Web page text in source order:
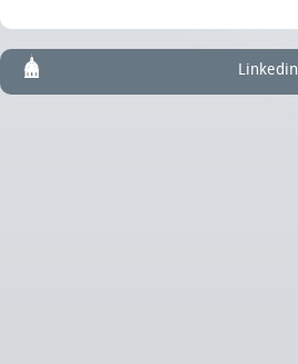
Linkedin